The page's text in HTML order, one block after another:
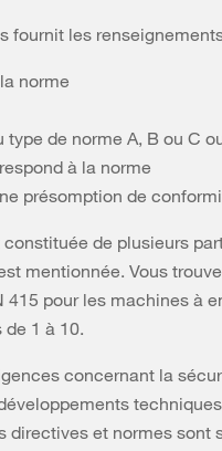
fournit les
norme
type de norme A, B ou C
à la norme
présomption de
de plusieurs
mentionnée. Vous
415 pour les machines à
1 à 10.
concernant la
directives et normes sont